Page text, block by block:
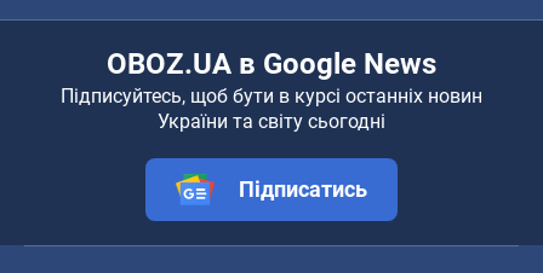
OBOZ.UA в Google News
Підписуйтесь, щоб бути в курсі останніх новин
України та світу сьогодні
Підписатись